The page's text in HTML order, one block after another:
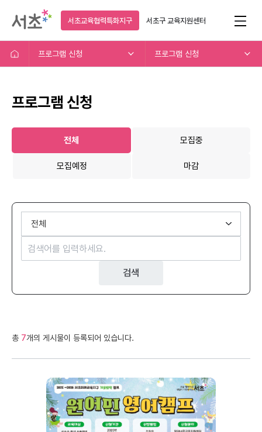
서초교육협력특화지구 서초구교육지원센터
프로그램 신청 프로그램 신청
프로그램 신청
전체 모집중
모집예정 마감
검색
총 7개의 게시물이 등록되어 있습니다.